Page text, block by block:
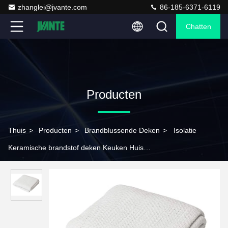
zhanglei@jvante.com 86-185-6371-6119
Chatten
Producten
Thuis > Producten > Brandblussende Deken > Isolatie
Keramische brandstof deken Keuken Huis